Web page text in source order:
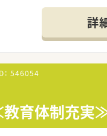
た、就職企業人気ラン
以上を取り扱い、
上がご活躍されてい
強できる環境です。
械を導入しており、業
している為、残業が
多く採用している為
ます＞
詳
546054
≪教育体制